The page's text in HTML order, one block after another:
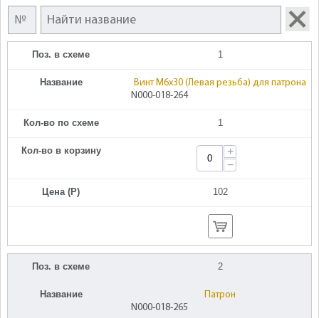
Поз. в схеме 1
Название
Винт M6х30 (Левая резьба) для патрона
N000-018-264
Кол-во по схеме 1
Кол-во в корзину
+
−
Цена (Р) 102
Поз. в схеме 2
Название
Патрон
N000-018-265